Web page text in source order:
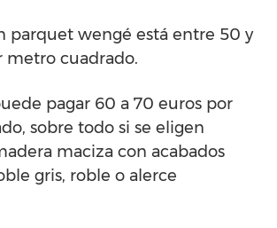
parquet wengé está entre 50 y
metro cuadrado.
pagar 60 a 70 euros por
sobre todo si se eligen
maciza con acabados
gris, roble o alerce